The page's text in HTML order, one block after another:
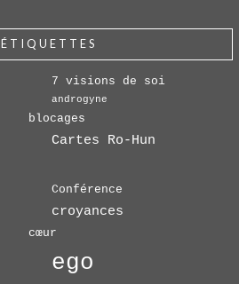
ÉTIQUETTES
7 visions de soi
androgyne
blocages
Cartes Ro-Hun
Conférence
croyances
cœur
ego